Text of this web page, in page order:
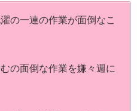
の一連の作業が面倒なこ
の面倒な作業を嫌々週に